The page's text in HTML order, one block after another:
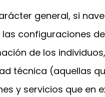
general, si
las configuraciones
de los
técnica (aquellas
y servicios que en